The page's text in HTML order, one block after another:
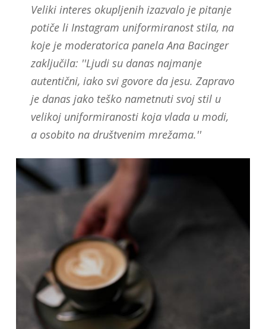
Veliki interes okupljenih izazvalo je pitanje
potiče li Instagram uniformiranost stila, na
koje je moderatorica panela Ana Bacinger
zaključila: ''Ljudi su danas najmanje
autentični, iako svi govore da jesu. Zapravo
je danas jako teško nametnuti svoj stil u
velikoj uniformiranosti koja vlada u modi,
a osobito na društvenim mrežama.''